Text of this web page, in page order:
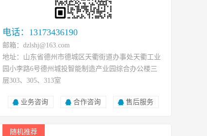
电话：13173436190
邮箱：dzlshj@163.com
地址：山东省德州市德城区天衢街道办事处天衢工业
园小李路6号德州城投智能制造产业园综合办公楼三
层303、305、313室
业务咨询 合作咨询 售后服务
随机推荐